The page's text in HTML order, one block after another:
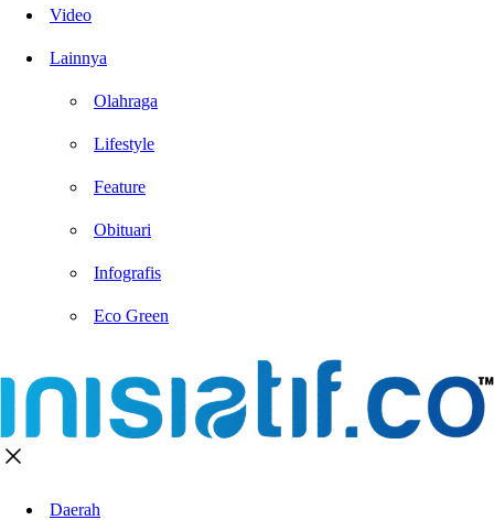
Video
Lainnya
Olahraga
Lifestyle
Feature
Obituari
Infografis
Eco Green
Daerah